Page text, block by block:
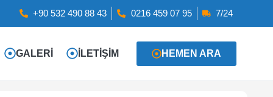
+90 532 490 88 43 0216 459 07 95 7/24
GALERI İLETIŞIM HEMEN ARA